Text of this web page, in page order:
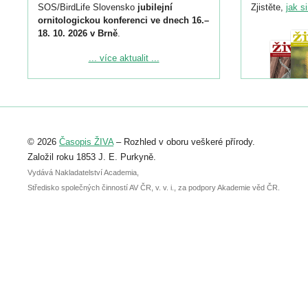
SOS/BirdLife Slovensko jubilejní
ornitologickou konferenci ve dnech 16.–
18. 10. 2026 v Brně.
Podrobnější informace ke konferenci
Registrovat se můžete do 6. září.
abstraktu přihlášené přednášky nebo
posteru je už 30. června.
... více aktualit ...
Zjistěte, jak
© 2026 Časopis ŽIVA– Rozhled v oboru veškeré přírody.
Založil roku 1853 J. E. Purkyně.
Vydává Nakladatelství Academia,
Středisko společných činností AV ČR, v. v. i., za podpory Akademie věd ČR.